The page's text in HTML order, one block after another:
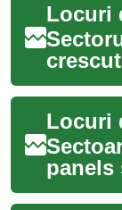
ani,
variate
de e...
panels
global,